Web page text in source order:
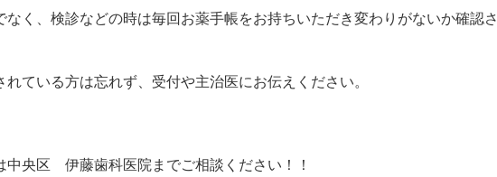
なく、検診などの時は毎回お薬手帳をお持ちいただき変わりがないか確認さ
ている方は忘れず、受付や主治医にお伝えください。
中央区 伊藤歯科医院までご相談ください！！